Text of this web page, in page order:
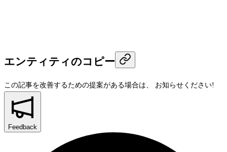
エンティティのコピー
この記事を改善するための提案がある場合は、 お知らせください!
Feedback